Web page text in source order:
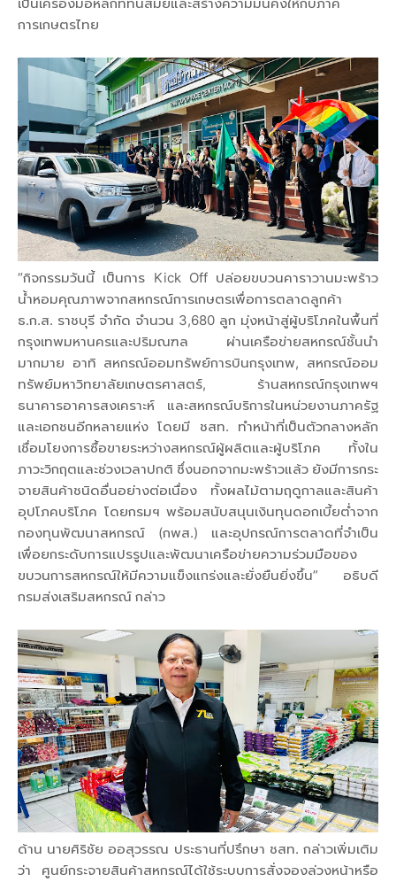
การเกษตรไทย
“กิจกรรมวันนี้ เป็นการ Kick Off ปล่อยขบวนคาราวานมะพร้าว
น้ำหอมคุณภาพจากสหกรณ์การเกษตรเพื่อการตลาดลูกค้า
ธ.ก.ส. ราชบุรี จำกัด จำนวน 3,680 ลูก มุ่งหน้าสู่ผู้บริโภคในพื้นที่
กรุงเทพมหานครและปริมณฑล ผ่านเครือข่ายสหกรณ์ชั้นนำ
มากมาย อาทิ สหกรณ์ออมทรัพย์การบินกรุงเทพ, สหกรณ์ออม
ทรัพย์มหาวิทยาลัยเกษตรศาสตร์, ร้านสหกรณ์กรุงเทพฯ
ธนาคารอาคารสงเคราะห์ และสหกรณ์บริการในหน่วยงานภาครัฐ
และเอกชนอีกหลายแห่ง โดยมี ชสท. ทำหน้าที่เป็นตัวกลางหลัก
เชื่อมโยงการซื้อขายระหว่างสหกรณ์ผู้ผลิตและผู้บริโภค ทั้งใน
ภาวะวิกฤตและช่วงเวลาปกติ ซึ่งนอกจากมะพร้าวแล้ว ยังมีการกระ
จายสินค้าชนิดอื่นอย่างต่อเนื่อง ทั้งผลไม้ตามฤดูกาลและสินค้า
อุปโภคบริโภค โดยกรมฯ พร้อมสนับสนุนเงินทุนดอกเบี้ยต่ำจาก
กองทุนพัฒนาสหกรณ์ (กพส.) และอุปกรณ์การตลาดที่จำเป็น
เพื่อยกระดับการแปรรูปและพัฒนาเครือข่ายความร่วมมือของ
ขบวนการสหกรณ์ให้มีความแข็งแกร่งและยั่งยืนยิ่งขึ้น” อธิบดี
กรมส่งเสริมสหกรณ์ กล่าว
ด้าน นายศิริชัย ออสุวรรณ ประธานที่ปรึกษา ชสท. กล่าวเพิ่มเติม
ว่า ศูนย์กระจายสินค้าสหกรณ์ได้ใช้ระบบการสั่งจองล่วงหน้าหรือ